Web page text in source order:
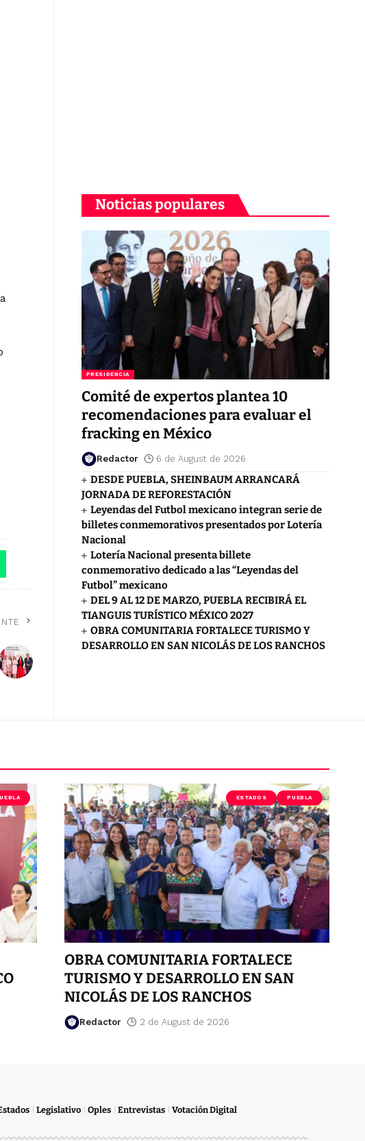
Noticias populares
PRESIDENCIA
Comité de expertos plantea 10
recomendaciones para evaluar el
fracking en México
Redactor 6 de August de 2026
DESDE PUEBLA, SHEINBAUM ARRANCARÁ
JORNADA DE REFORESTACIÓN
Leyendas del Futbol mexicano integran serie de
billetes conmemorativos presentados por Lotería
Nacional
Lotería Nacional presenta billete
conmemorativo dedicado a las “Leyendas del
Futbol” mexicano
DEL 9 AL 12 DE MARZO, PUEBLA RECIBIRÁ EL
TIANGUIS TURÍSTICO MÉXICO 2027
OBRA COMUNITARIA FORTALECE TURISMO Y
DESARROLLO EN SAN NICOLÁS DE LOS RANCHOS
ESTADOS PUEBLA
OBRA COMUNITARIA FORTALECE
TURISMO Y DESARROLLO EN SAN
NICOLÁS DE LOS RANCHOS
Redactor 2 de August de 2026
Legislativo Oples Entrevistas Votación Digital